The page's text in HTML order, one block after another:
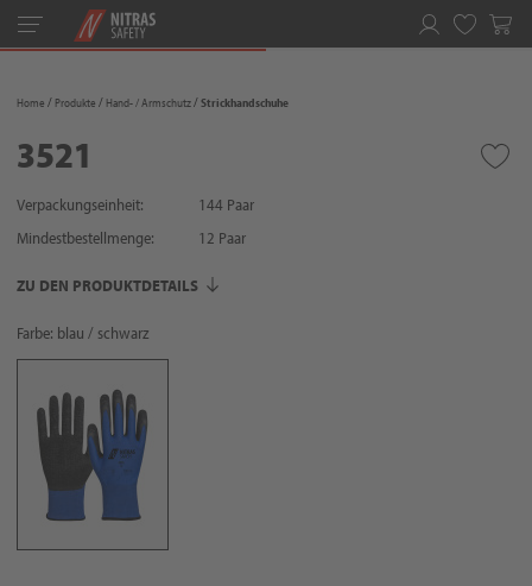
Toggle
navigation
Home Produkte Hand- / Armschutz Strickhandschuhe
3521
Verpackungseinheit:
144 Paar
Mindestbestellmenge:
12 Paar
ZU DEN PRODUKTDETAILS
Farbe: blau / schwarz